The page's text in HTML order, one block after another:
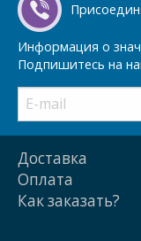
Информация о
Подпишитесь на
Доставка
Оплата
Как заказать?